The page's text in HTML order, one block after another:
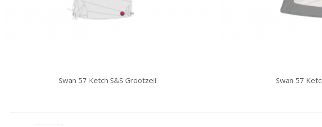
Swan 57 Ketch S&S Grootzeil Swan 57